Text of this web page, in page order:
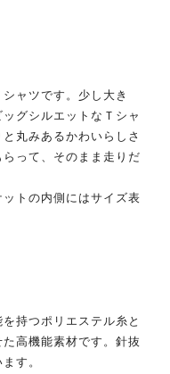
ャツです。少し大き
グシルエットなＴシャ
丸みあるかわいらしさ
って、そのまま走りだ
トの内側にはサイズ表
持つポリエステル糸と
高機能素材です。針抜
す。